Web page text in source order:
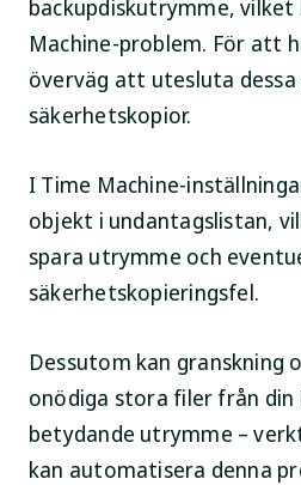
backupdiskutrymme,
Machine-problem. För att
överväg att utesluta
säkerhetskopior.
I Time Machine-
objekt i undantagslistan,
spara utrymme och
säkerhetskopieringsfel.
Dessutom kan granskning
onödiga stora filer från din
betydande utrymme –
kan automatisera denna